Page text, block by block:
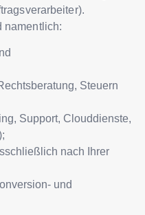
namentlich:
Steuern
Support, Clouddienste,
nach Ihrer
und